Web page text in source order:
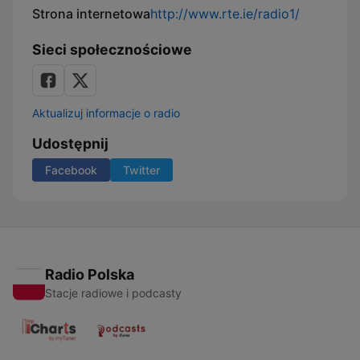
Strona internetowahttp://www.rte.ie/radio1/
Sieci społecznościowe
Aktualizuj informacje o radio
Udostępnij
Facebook Twitter
Radio Polska
Stacje radiowe i podcasty